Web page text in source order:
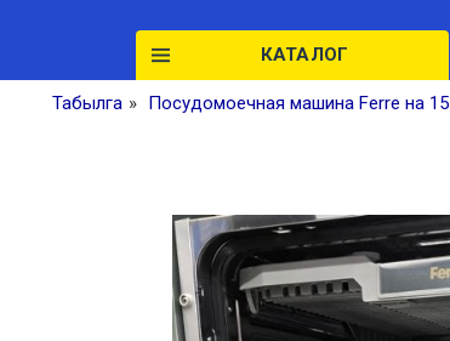
КАТАЛОГ
Табылга » Посудомоечная машина Ferre на 15